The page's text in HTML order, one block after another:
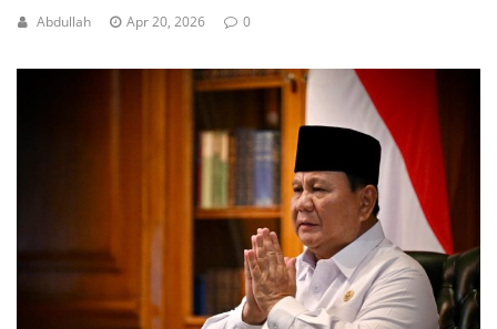
Abdullah Apr 20, 2026 0